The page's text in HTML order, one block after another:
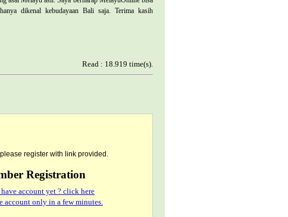
dikenal kebudayaan Bali saja. Terima kasih
Read : 18.919 time(s).
register with link provided.
Registration
account yet ? click here
account only in a few minutes.